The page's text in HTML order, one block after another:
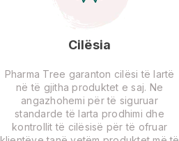
Cilësia
Pharma Tree garanton cilësi të lartë
në të gjitha produktet e saj. Ne
angazhohemi për të siguruar
standarde të larta prodhimi dhe
kontrollit të cilësisë për të ofruar